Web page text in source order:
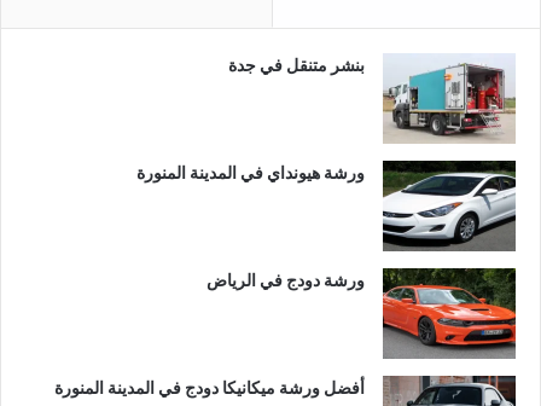
بنشر متنقل في جدة
ورشة هيونداي في المدينة المنورة
ورشة دودج في الرياض
أفضل ورشة ميكانيكا دودج في المدينة المنورة